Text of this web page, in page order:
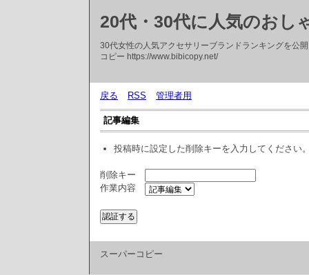
20代・30代に人気のおし
30代女性の人気アクセサリーブランドランキングを公
コピー https://www.bibicopy.net/
戻る RSS 管理者用
記事編集
投稿時に設定した削除キーを入力してください
削除キー
作業内容
スーパーコピー